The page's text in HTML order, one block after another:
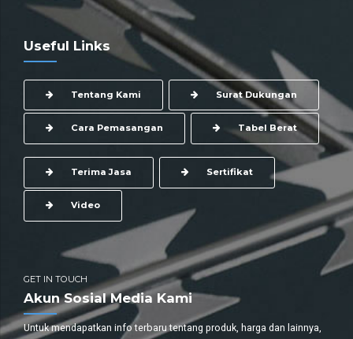
Useful Links
Tentang Kami Surat Dukungan
Cara Pemasangan Tabel Berat
Terima Jasa Sertifikat
Video
GET IN TOUCH
Akun Sosial Media Kami
Untuk mendapatkan info terbaru tentang produk, harga dan lainnya,